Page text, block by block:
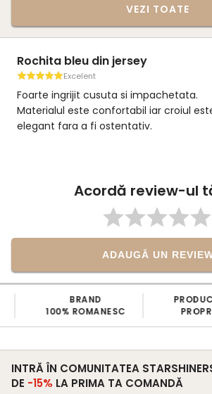
VEZI TOATE
Se vede că este un brand serios
Excelent
Material de calitate, croi atent lucrat și
livrare rapidă. Sunt foarte mulțumită.
Acordă review-ul
ADAUGĂ UN
PRODUCŢIE
PROPRIE
ARTICOLE
VERIFICATE
INTRĂ ÎN COMUNITATEA
DE -15% LA PRIMA TA COMANDĂ